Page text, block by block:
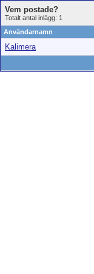
Vem postade?
Totalt antal inlägg: 1
Användarnamn
Kalimera